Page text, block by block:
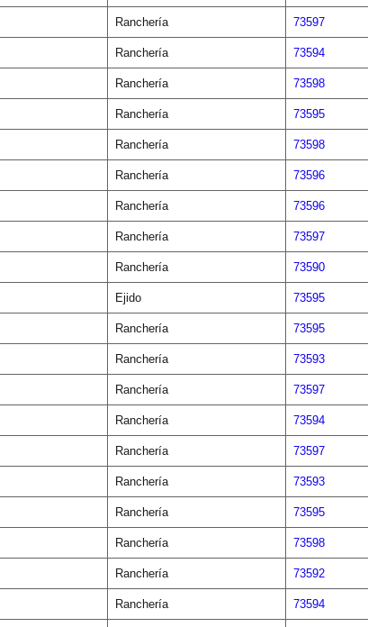
Ranchería 73597
Ranchería 73594
Ranchería 73598
Ranchería 73595
Ranchería 73598
Ranchería 73596
Ranchería 73596
Ranchería 73597
Ranchería 73590
Ejido 73595
Ranchería 73595
Ranchería 73593
Ranchería 73597
Ranchería 73594
Ranchería 73597
Ranchería 73593
Ranchería 73595
Ranchería 73598
Ranchería 73592
Ranchería 73594